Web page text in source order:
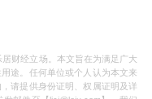
财经立场。本文旨在为满足广大
途。任何单位或个人认为本文来
请提供身份证明、权属证明及详